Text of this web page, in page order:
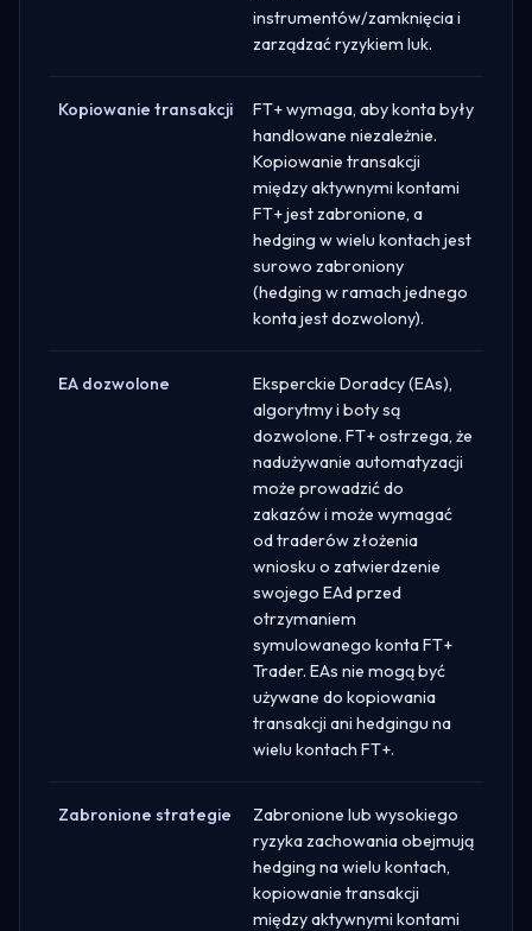
instrumentów/zamknięcia i
zarządzać ryzykiem luk.
Kopiowanie transakcji
FT+ wymaga, aby konta były
handlowane niezależnie.
Kopiowanie transakcji
między aktywnymi kontami
FT+ jest zabronione, a
hedging w wielu kontach jest
surowo zabroniony
(hedging w ramach jednego
konta jest dozwolony).
EA dozwolone
Eksperckie Doradcy (EAs),
algorytmy i boty są
dozwolone. FT+ ostrzega, że
nadużywanie automatyzacji
może prowadzić do
zakazów i może wymagać
od traderów złożenia
wniosku o zatwierdzenie
swojego EAd przed
otrzymaniem
symulowanego konta FT+
Trader. EAs nie mogą być
używane do kopiowania
transakcji ani hedgingu na
wielu kontach FT+.
Zabronione strategie
Zabronione lub wysokiego
ryzyka zachowania obejmują
hedging na wielu kontach,
kopiowanie transakcji
między aktywnymi kontami